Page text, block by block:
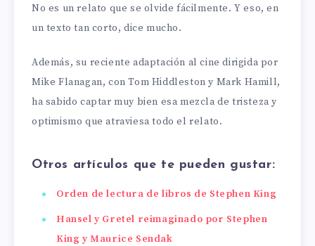
No es un relato que se olvide fácilmente. Y eso, en
un texto tan corto, dice mucho.
Además, su reciente adaptación al cine dirigida por
Mike Flanagan, con Tom Hiddleston y Mark Hamill,
ha sabido captar muy bien esa mezcla de tristeza y
optimismo que atraviesa todo el relato.
Otros artículos que te pueden gustar:
Orden de lectura de libros de Stephen King
Hansel y Gretel reimaginado por Stephen
King y Maurice Sendak